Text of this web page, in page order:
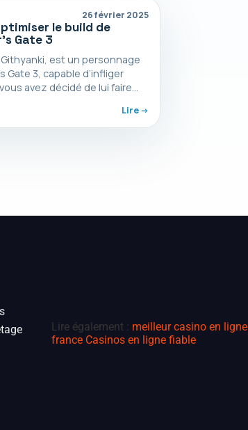
26 février 2025
le build de
Gate 3
est un personnage
Gate 3, capable d’infliger
avez décidé de lui faire
Lire ->
Lire également : meilleur casino en ligne
france Casinos en ligne fiable